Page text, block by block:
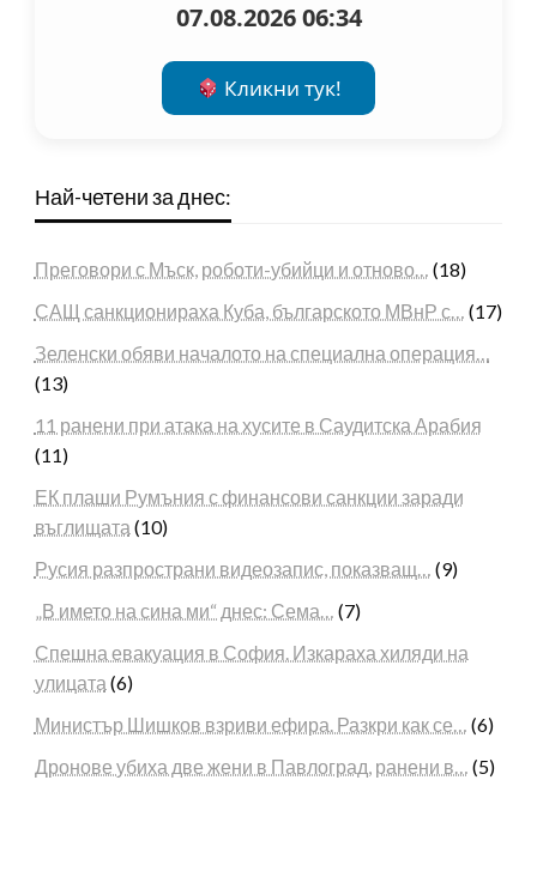
07.08.2026 06:34
Кликни тук!
Най-четени за днес:
Преговори с Мъск, роботи-убийци и отново… (18)
САЩ санкционираха Куба, българското МВнР с… (17)
Зеленски обяви началото на специална операция…
(13)
11 ранени при атака на хусите в Саудитска Арабия
(11)
ЕК плаши Румъния с финансови санкции заради
въглищата (10)
Русия разпространи видеозапис, показващ… (9)
„В името на сина ми“ днес: Сема… (7)
Спешна евакуация в София. Изкараха хиляди на
улицата (6)
Министър Шишков взриви ефира. Разкри как се… (6)
Дронове убиха две жени в Павлоград, ранени в… (5)